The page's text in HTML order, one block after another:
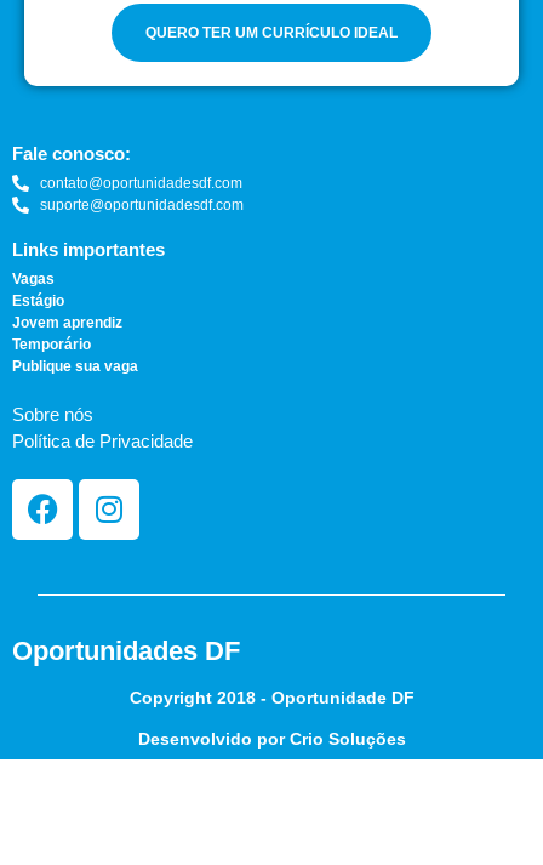
QUERO TER UM CURRÍCULO IDEAL
Fale conosco:
contato@oportunidadesdf.com
suporte@oportunidadesdf.com
Links importantes
Vagas
Estágio
Jovem aprendiz
Temporário
Publique sua vaga
Sobre nós
Política de Privacidade
Oportunidades DF
Copyright 2018 - Oportunidade DF
Desenvolvido por Crio Soluções